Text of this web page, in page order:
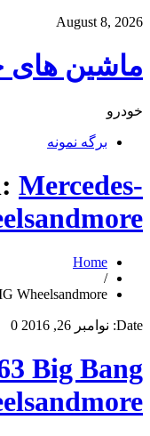
August 8, 2026
ماشین های
خودرو
برگه نمونه
Mercedes-
Home
/
Wheelsandmore
Date: نوامبر 26, 2016 0
Big Bang